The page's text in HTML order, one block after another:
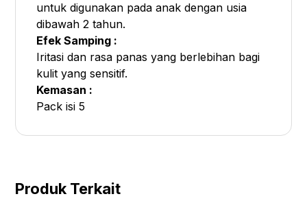
untuk digunakan pada anak dengan usia
dibawah 2 tahun.
Efek Samping :
Iritasi dan rasa panas yang berlebihan bagi
kulit yang sensitif.
Kemasan :
Pack isi 5
Produk Terkait